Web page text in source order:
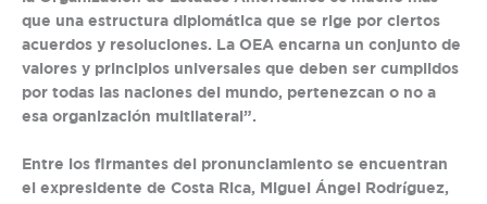
que una estructura diplomática que se rige por ciertos
acuerdos y resoluciones. La OEA encarna un conjunto de
valores y principios universales que deben ser cumplidos
por todas las naciones del mundo, pertenezcan o no a
esa organización multilateral”.
Entre los firmantes del pronunciamiento se encuentran
el expresidente de Costa Rica, Miguel Ángel Rodríguez,